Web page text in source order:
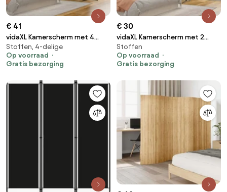
€ 41
vidaXL Kamerscherm met 4
panelen 346x180 cm stof zwart
Stoffen, 4-delige
Op voorraad
Gratis bezorging
€ 30
vidaXL Kamerscherm met 2
panelen 348x180 cm stof zwart
Stoffen
Op voorraad
Gratis bezorging